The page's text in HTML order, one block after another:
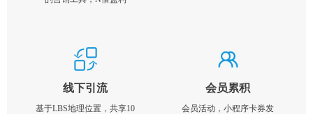
线下引流
基于LBS地理位置，共享10
会员累积
会员活动，小程序卡券发